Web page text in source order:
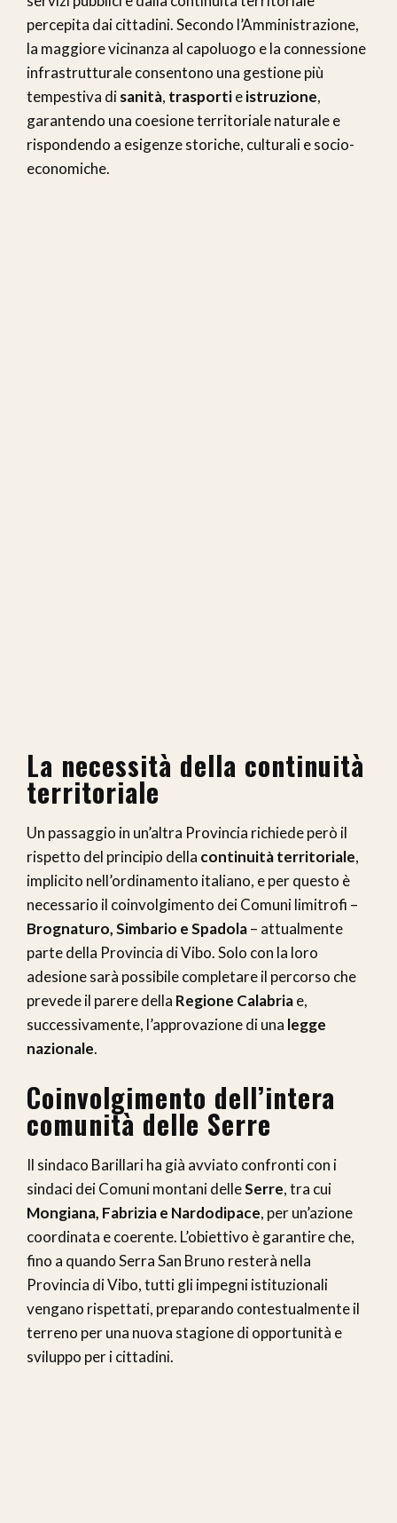
percepita dai cittadini. Secondo l’Amministrazione,
la maggiore vicinanza al capoluogo e la connessione
infrastrutturale consentono una gestione più
tempestiva disanità, trasportieistruzione,
garantendo una coesione territoriale naturale e
rispondendo a esigenze storiche, culturali e socio-
economiche.
La necessità della continuità
territoriale
Un passaggio in un’altra Provincia richiede però il
rispetto del principio della continuità territoriale,
implicito nell’ordinamento italiano, e per questo è
necessario il coinvolgimento dei Comuni limitrofi –
Brognaturo, Simbario e Spadola– attualmente
parte della Provincia di Vibo. Solo con la loro
adesione sarà possibile completare il percorso che
prevede il parere della Regione Calabriae,
successivamente, l’approvazione di una legge
nazionale.
Coinvolgimento dell’intera
comunità delle Serre
Il sindaco Barillari ha già avviato confronti con i
sindaci dei Comuni montani delleSerre, tra cui
Mongiana, Fabrizia e Nardodipace, per un’azione
coordinata e coerente. L’obiettivo è garantire che,
fino a quando Serra San Bruno resterà nella
Provincia di Vibo, tutti gli impegni istituzionali
vengano rispettati, preparando contestualmente il
terreno per una nuova stagione di opportunità e
sviluppo per i cittadini.